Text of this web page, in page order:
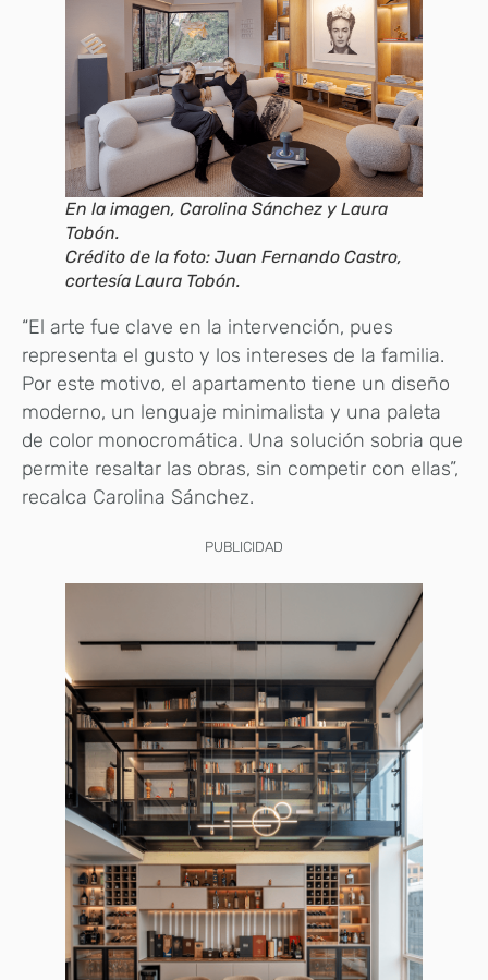
En la imagen, Carolina Sánchez y Laura
Tobón.
Crédito de la foto: Juan Fernando Castro,
cortesía Laura Tobón.
“El arte fue clave en la intervención, pues
representa el gusto y los intereses de la familia.
Por este motivo, el apartamento tiene un diseño
moderno, un lenguaje minimalista y una paleta
de color monocromática. Una solución sobria que
permite resaltar las obras, sin competir con ellas”,
recalca Carolina Sánchez.
PUBLICIDAD